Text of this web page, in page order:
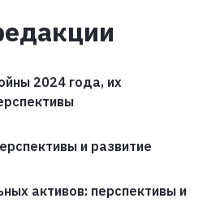
2024 года, их
и развитие
активов: перспективы и